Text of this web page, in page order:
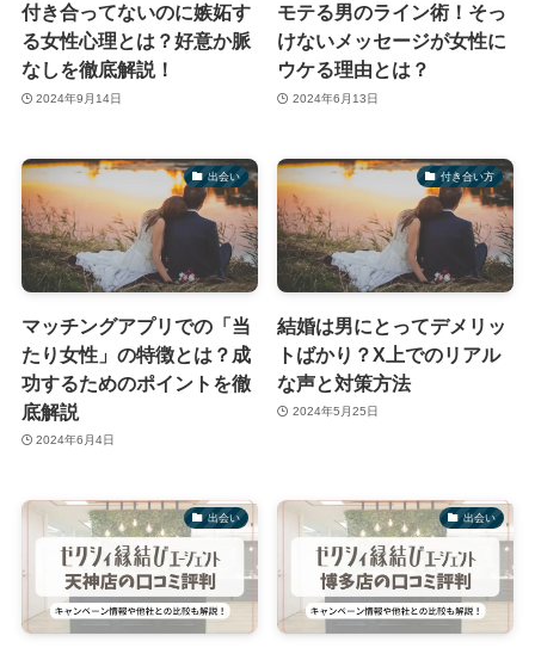
付き合ってないのに嫉妬す
る女性心理とは？好意か脈
なしを徹底解説！
2024年9月14日
モテる男のライン術！そっ
けないメッセージが女性に
ウケる理由とは？
2024年6月13日
出会い
マッチングアプリでの「当
たり女性」の特徴とは？成
功するためのポイントを徹
底解説
2024年6月4日
付き合い方
結婚は男にとってデメリッ
トばかり？X上でのリアル
な声と対策方法
2024年5月25日
出会い 出会い